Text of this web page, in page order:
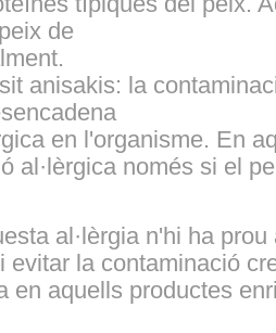
de
anisakis: la
en l'organisme. En
al·lèrgica només si el
al·lèrgia n'hi ha
evitar la contaminació
en aquells productes